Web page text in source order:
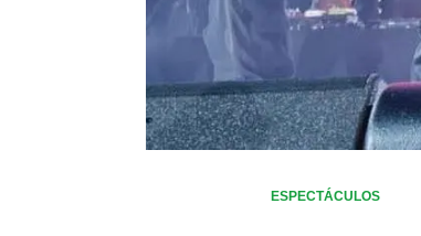
ESPECTÁCULOS